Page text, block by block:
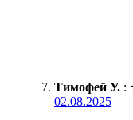
Тимофей У. :
02.08.2025